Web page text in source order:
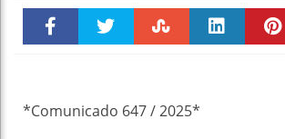
*Comunicado 647 / 2025*